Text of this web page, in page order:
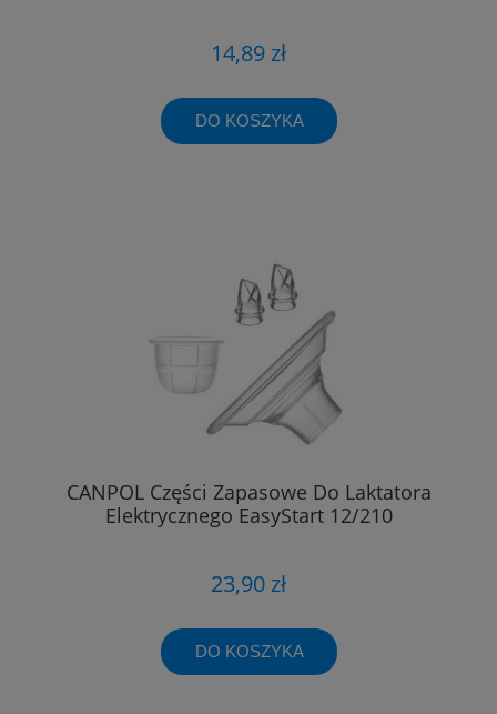
14,89 zł
DO KOSZYKA
CANPOL Części Zapasowe Do Laktatora
Elektrycznego EasyStart 12/210
23,90 zł
DO KOSZYKA